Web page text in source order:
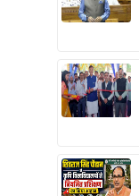
Literature
History Speaks
Contact Us